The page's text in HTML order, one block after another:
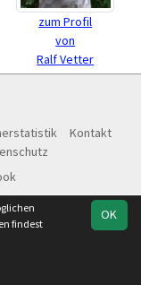
zum Profil
von
Ralf Vetter
Kontakt
OK
findest